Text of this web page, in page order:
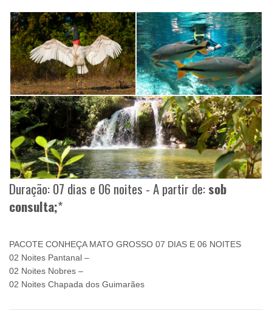
Duração: 07 dias e 06 noites - A partir de:sob
consulta;*
PACOTE CONHEÇA MATO GROSSO 07 DIAS E 06 NOITES
02 Noites Pantanal –
02 Noites Nobres –
02 Noites Chapada dos Guimarães